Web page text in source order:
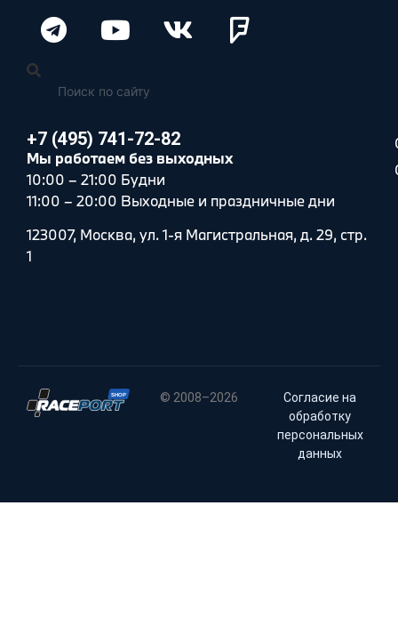
+7 (495) 741-72-82
Мы работаем без выходных
10:00 – 21:00 Будни
11:00 – 20:00 Выходные и праздничные дни
123007, Москва, ул. 1-я Магистральная, д. 29, стр.
1
© 2008–2026
Согласие на
обработку
персональных
данных